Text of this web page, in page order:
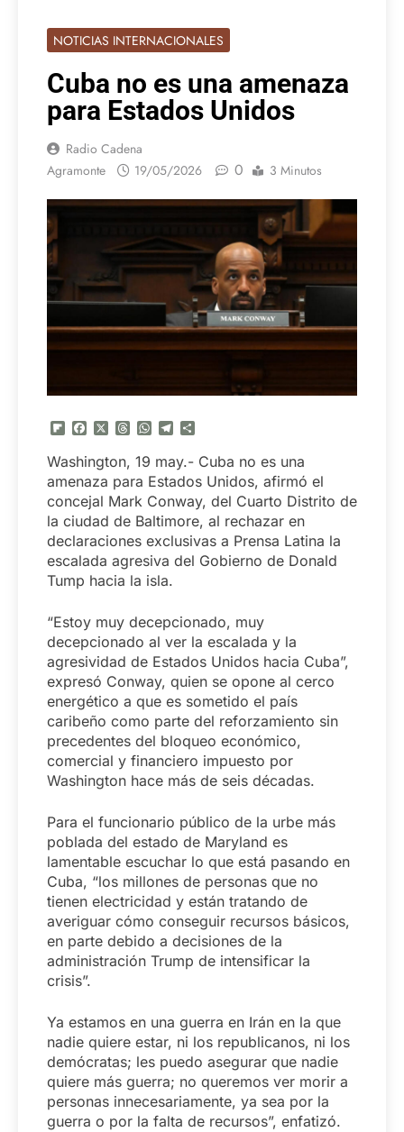
NOTICIAS INTERNACIONALES
Cuba no es una amenaza
para Estados Unidos
Radio Cadena
Agramonte
19/05/2026 0 3 Minutos
Flipboard
Facebook
X Threads
WhatsApp
Telegram
Washington, 19 may.- Cuba no es una
amenaza para Estados Unidos, afirmó el
concejal Mark Conway, del Cuarto Distrito de
la ciudad de Baltimore, al rechazar en
declaraciones exclusivas a Prensa Latina la
escalada agresiva del Gobierno de Donald
Tump hacia la isla.
“Estoy muy decepcionado, muy
decepcionado al ver la escalada y la
agresividad de Estados Unidos hacia Cuba”,
expresó Conway, quien se opone al cerco
energético a que es sometido el país
caribeño como parte del reforzamiento sin
precedentes del bloqueo económico,
comercial y financiero impuesto por
Washington hace más de seis décadas.
Para el funcionario público de la urbe más
poblada del estado de Maryland es
lamentable escuchar lo que está pasando en
Cuba, “los millones de personas que no
tienen electricidad y están tratando de
averiguar cómo conseguir recursos básicos,
en parte debido a decisiones de la
administración Trump de intensificar la
crisis”.
Ya estamos en una guerra en Irán en la que
nadie quiere estar, ni los republicanos, ni los
demócratas; les puedo asegurar que nadie
quiere más guerra; no queremos ver morir a
personas innecesariamente, ya sea por la
guerra o por la falta de recursos”, enfatizó.